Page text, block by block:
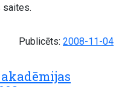
saites.
Publicēts: 2008-11-04